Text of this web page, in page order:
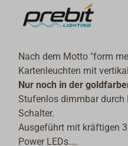
Nach dem Motto "form
Kartenleuchten mit
Nur noch in der
Stufenlos dimmbar durch
Schalter.
Ausgeführt mit kräftigen
Power LEDs.